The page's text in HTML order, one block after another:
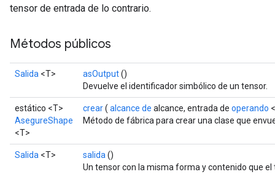
tensor de entrada de lo contrario.
Métodos públicos
Salida <T> asOutput()
Devuelve el identificador simbólico de un tensor.
estático <T>
AsegureShape
<T>
crear( alcance de alcance, entrada de operando
Método de fábrica para crear una clase que
Salida <T> salida ()
Un tensor con la misma forma y contenido que